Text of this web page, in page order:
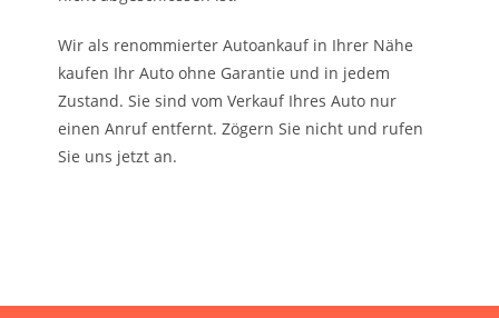
Wir als renommierter Autoankauf in Ihrer Nähe
kaufen Ihr Auto ohne Garantie und in jedem
Zustand. Sie sind vom Verkauf Ihres Auto nur
einen Anruf entfernt. Zögern Sie nicht und rufen
Sie uns jetzt an.